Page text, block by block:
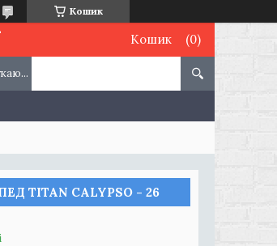
Кошик
Кошик
TITAN CALYPSO - 26